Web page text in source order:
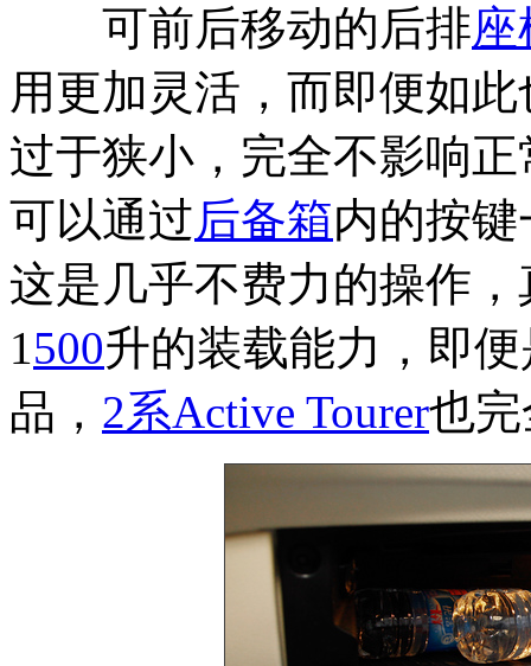
可前后移动的后排座
用更加灵活，而即便如
过于狭小，完全不影响
可以通过后备箱内的按
这是几乎不费力的操作
1 500升的装载能力，即
品， 2系Active Tourer也